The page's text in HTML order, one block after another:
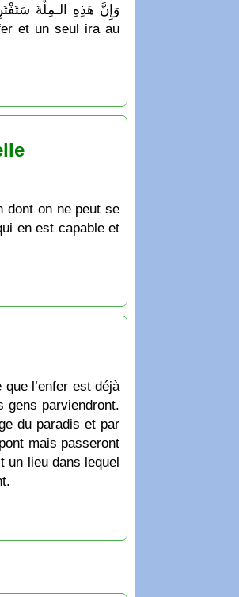
dont on ne peut se
en est capable et
l’enfer est déjà
gens parviendront.
du paradis et par
mais passeront
un lieu dans lequel